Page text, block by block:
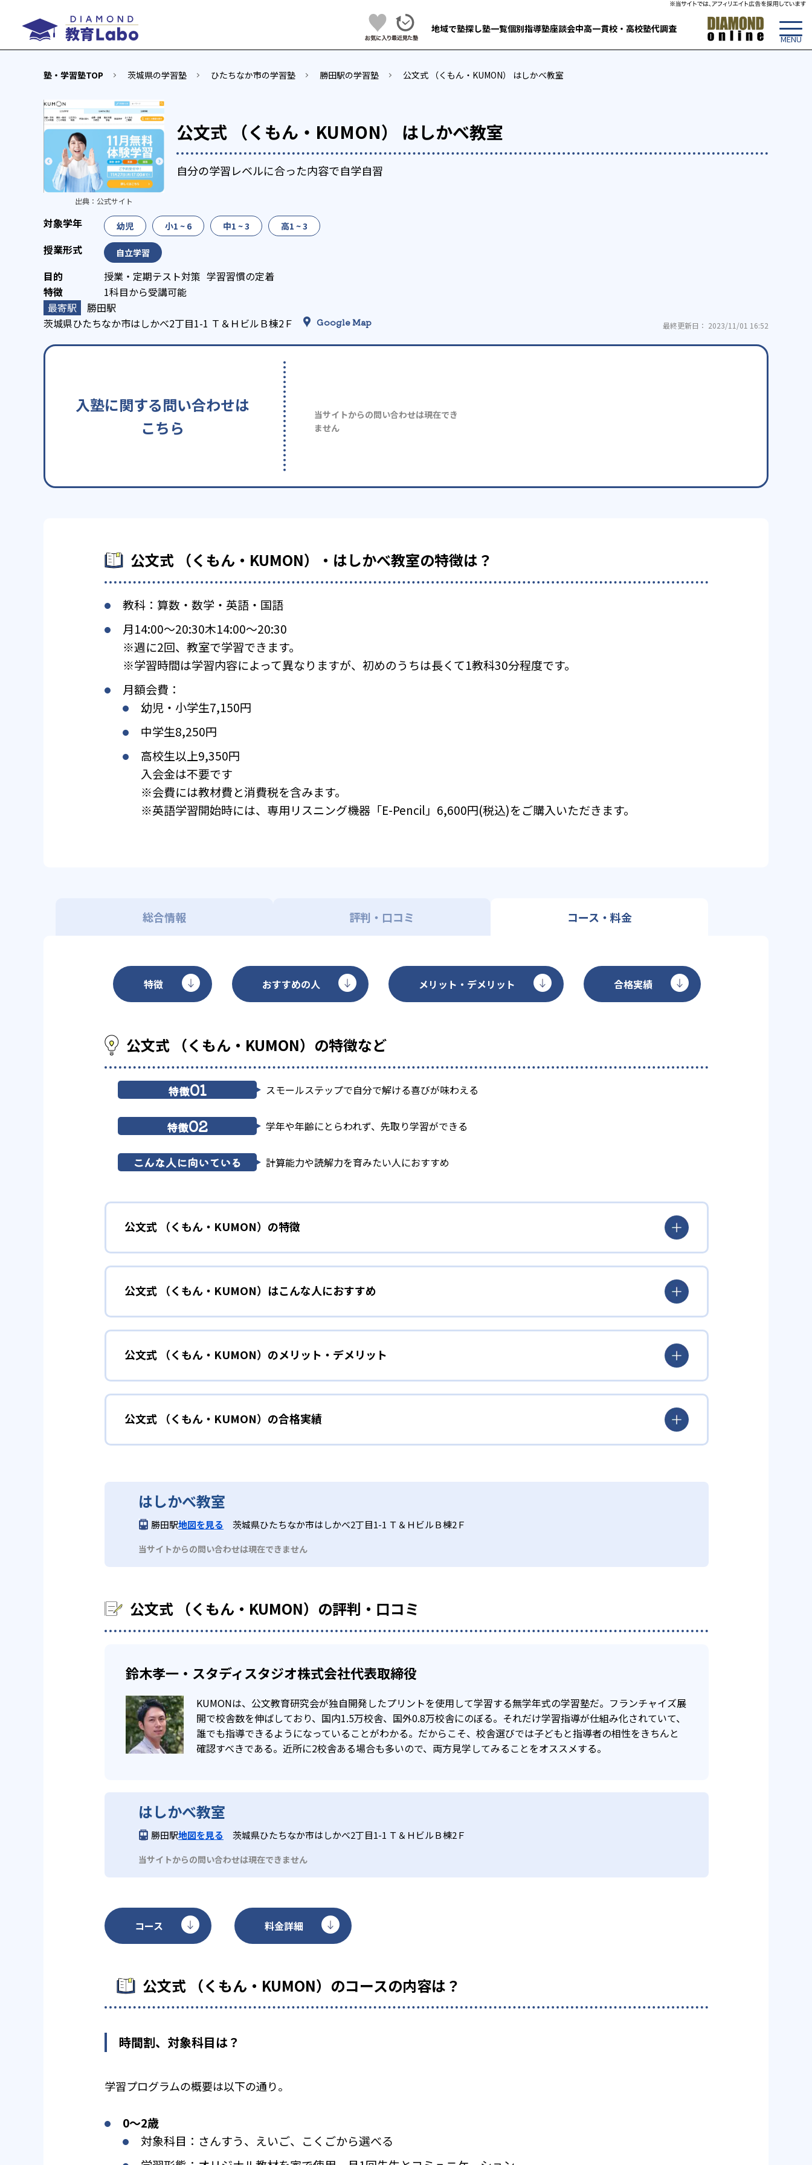
地域で塾探し塾一覧個別指導塾座談会中高一貫校・高校塾代調査
塾・学習塾TOP 茨城県の学習塾 ひたちなか市の学習塾 勝田駅の学習塾 公文式 （くもん・KUMON） はしかべ教室
公文式 （くもん・KUMON） はしかべ教室
自分の学習レベルに合った内容で自学自習
出典： 公式サイト
幼児 小1 ~ 6 中1 ~ 3 高1 ~ 3
自立学習
授業・定期テスト対策 学習習慣の定着
1科目から受講可能
勝田駅
茨城県ひたちなか市はしかべ2丁目1-1 Ｔ＆ＨビルＢ棟2Ｆ
Google Map 最終更新日： 2023/11/01 16:52
入塾に関する問い合わせは
こちら
当サイトからの問い合わせは現在でき
ません
公文式 （くもん・KUMON）・はしかべ教室の特徴は？
教科：算数・数学・英語・国語
月14:00〜20:30木14:00〜20:30
※週に2回、教室で学習できます。
※学習時間は学習内容によって異なりますが、初めのうちは長くて1教科30分程度です。
月額会費：
幼児・小学生7,150円
中学生8,250円
高校生以上9,350円
入会金は不要です
※会費には教材費と消費税を含みます。
※英語学習開始時には、専用リスニング機器「E-Pencil」6,600円(税込)をご購入いただきます。
総合情報 評判・口コミ コース・料金
特徴 おすすめの人 メリット・デメリット 合格実績
公文式 （くもん・KUMON）の特徴など
特徴01 スモールステップで自分で解ける喜びが味わえる
特徴02 学年や年齢にとらわれず、先取り学習ができる
こんな人に向いている 計算能力や読解力を育みたい人におすすめ
公文式 （くもん・KUMON）の特徴
01 無学年式の学力別学習
KUMONでは、年齢や学年にとらわれずに、一人ひとりの学力に応じたレベルから学習を始めている。
確実に100点が取れるレベルから少しずつ難易度を上げていくことで子どもたちは多くの成功体験を積み、学習する楽しさを経験
できる。
02 自学自習スタイル
KUMONの教材は、簡単な問題から高度な問題へと、スモールステップで進んでいけるよう工夫されている。このスタイルは子ど
時期から高校教材に進む生徒もいる。
03 フレキシブルな受講スタイル
KUMONでは、教室が開いている時間内であれば、何曜日にでも週2回受講できる。そのため、部活や他の習い事で忙しい中高生に
も通室しやすい。また、教室によっては自宅からのオンライン受講と通室を組み合わせることも可能だ。
公文式 （くもん・KUMON）はこんな人におすすめ
小学校に入る準備をしたい幼児向け
KUMONでは細かいステップに分かれた教材で、わかる楽しさを経験しながら無理なく力を高めていける。
性格や学習への取り組み姿勢に合わせて内容も調整するため、小学校に入ってもつまずきにくい学力を身につけられるだろう。
KUMONでは経験豊富な先生が、子どものやる気を引き出せるよう適切なヒントを与えたり、声かけをしたりしている。苦手な科
目でも自分で解けた達成感を味わうことで、少しずつ苦手意識を克服できるだろう。
中学生・高校生 部活や習い事と両立したい生徒向け
宿題の量や進め方に関しては、いつでも気軽に相談可能だ。
公文式 （くもん・KUMON）のメリット・デメリット
どんなメリットがある？
KUMONでは自学自習スタイルで勉強するため、集中力や目標に向かって頑張りやり抜く力を育むことができる。また、年齢や学
年にとらわれずに自分の学力に相応したレベルから学習できるため、難しすぎてやる気を損ねたり、簡単すぎて退屈することもな
い。
どんなデメリットがある？
KUMONでは、中高生のクラスでも数学・英語・国語の3教科に限られるため、その他の教科に関しては他塾を検討する必要がある
だろう。
公文式 （くもん・KUMON）の合格実績
KUMONは、公式サイトでは合格実績は公開していない。志望校への実績があるかどうかは、通う予定の教室に問い合わせたい。
はしかべ教室
勝田駅地図を見る 茨城県ひたちなか市はしかべ2丁目1-1 Ｔ＆ＨビルＢ棟2Ｆ
当サイトからの問い合わせは現在できません
公文式 （くもん・KUMON）の評判・口コミ
鈴木孝一・スタディスタジオ株式会社代表取締役
KUMONは、公文教育研究会が独自開発したプリントを使用して学習する無学年式の学習塾だ。フランチャイズ展
開で校舎数を伸ばしており、国内1.5万校舎、国外0.8万校舎にのぼる。それだけ学習指導が仕組み化されていて、
誰でも指導できるようになっていることがわかる。だからこそ、校舎選びでは子どもと指導者の相性をきちんと
確認すべきである。近所に2校舎ある場合も多いので、両方見学してみることをオススメする。
はしかべ教室
勝田駅地図を見る 茨城県ひたちなか市はしかべ2丁目1-1 Ｔ＆ＨビルＢ棟2Ｆ
当サイトからの問い合わせは現在できません
コース 料金詳細
公文式 （くもん・KUMON）のコースの内容は？
時間割、対象科目は？
学習プログラムの概要は以下の通り。
0〜2歳
対象科目：さんすう、えいご、こくごから選べる